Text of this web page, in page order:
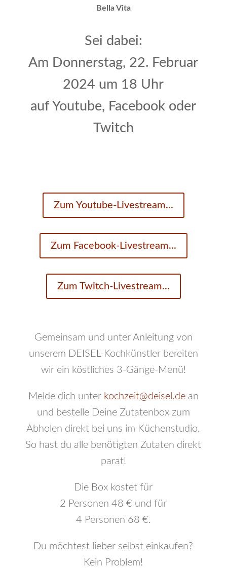
Bella Vita
Sei dabei:
Am Donnerstag, 22. Februar
2024 um 18 Uhr
auf Youtube, Facebook oder
Twitch
Zum Youtube-Livestream...
Zum Facebook-Livestream...
Zum Twitch-Livestream...
Gemeinsam und unter Anleitung von
unserem DEISEL-Kochkünstler bereiten
wir ein köstliches 3-Gänge-Menü!
Melde dich unter kochzeit@deisel.dean
und bestelle Deine Zutatenbox zum
Abholen direkt bei uns im Küchenstudio.
So hast du alle benötigten Zutaten direkt
parat!
Die Box kostet für
2 Personen 48 € und für
4 Personen 68 €.
Du möchtest lieber selbst einkaufen?
Kein Problem!